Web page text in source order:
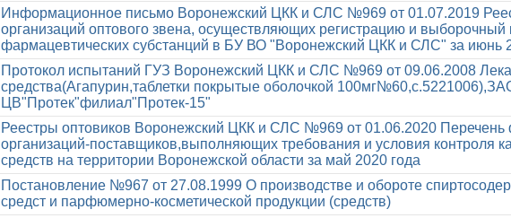
Информационное письмо Воронежский ЦКК и СЛС №969 от 01.07.2019
организаций оптового звена, осуществляющих регистрацию и выборочный
фармацевтических субстанций в БУ ВО "Воронежский ЦКК и СЛС" за июнь
Протокол испытаний ГУЗ Воронежский ЦКК и СЛС №969 от 09.06.2008
средства(Агапурин,таблетки покрытые оболочкой
ЦВ"Протек"филиал"Протек-15"
Реестры оптовиков Воронежский ЦКК и СЛС №969 от 01.06.2020 Перечень
организаций-поставщиков,выполняющих требования и условия контроля
средств на территории Воронежской области за май 2020 года
Постановление №967 от 27.08.1999 О производстве и обороте
средст и парфюмерно-косметической продукции (средств)